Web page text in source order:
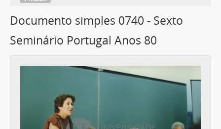
Documento simples 0740 - Sexto
Seminário Portugal Anos 80